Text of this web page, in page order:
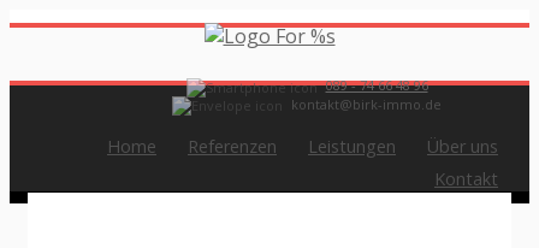
089 - 74 66 48 96
kontakt@birk-immo.de
Home Referenzen Leistungen
Über uns
Kontakt